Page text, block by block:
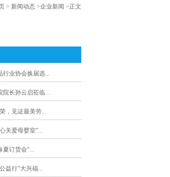
> 新闻动态 >企业新闻 >正文
行业协会换届选...
院长孙云启莅临...
，见证最美劳...
关爱母婴室”...
夏订货会“...
益行”大兴福...